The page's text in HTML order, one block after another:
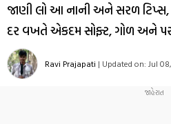
જાણી લો આ નાની અને સરળ ટિપ્સ,
દર વખતે એકદમ સોફ્ટ, ગોળ અને
Ravi Prajapati | Updated on: Jul